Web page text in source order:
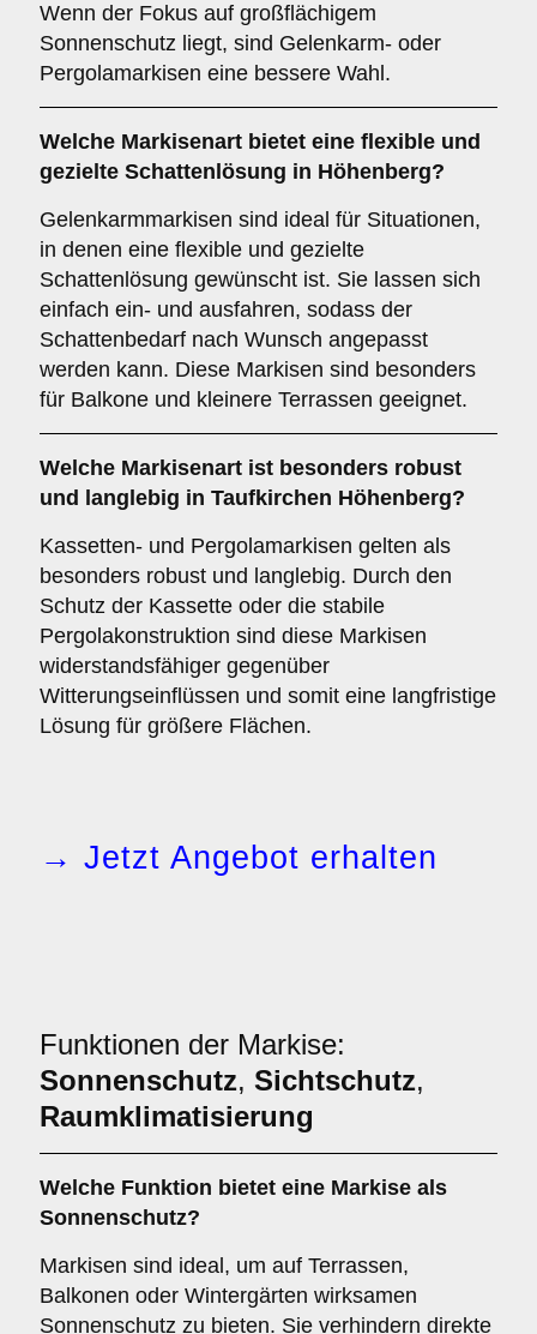
Wenn der Fokus auf großflächigem
Sonnenschutz liegt, sind Gelenkarm- oder
Pergolamarkisen eine bessere Wahl.
Welche Markisenart bietet eine flexible und
gezielte Schattenlösung in Höhenberg?
Gelenkarmmarkisen sind ideal für Situationen,
in denen eine flexible und gezielte
Schattenlösung gewünscht ist. Sie lassen sich
einfach ein- und ausfahren, sodass der
Schattenbedarf nach Wunsch angepasst
werden kann. Diese Markisen sind besonders
für Balkone und kleinere Terrassen geeignet.
Welche Markisenart ist besonders robust
und langlebig in Taufkirchen Höhenberg?
Kassetten- und Pergolamarkisen gelten als
besonders robust und langlebig. Durch den
Schutz der Kassette oder die stabile
Pergolakonstruktion sind diese Markisen
widerstandsfähiger gegenüber
Witterungseinflüssen und somit eine langfristige
Lösung für größere Flächen.
→ Jetzt Angebot erhalten
Funktionen der Markise:
Sonnenschutz, Sichtschutz,
Raumklimatisierung
Welche Funktion bietet eine Markise als
Sonnenschutz?
Markisen sind ideal, um auf Terrassen,
Balkonen oder Wintergärten wirksamen
Sonnenschutz zu bieten. Sie verhindern direkte